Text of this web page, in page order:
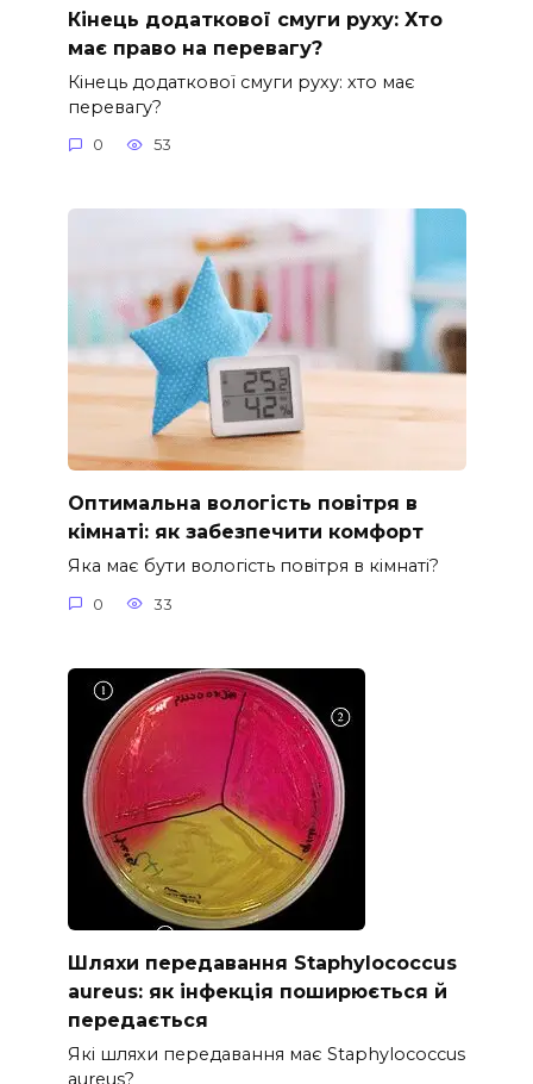
Кінець додаткової смуги руху: Хто
має право на перевагу?
Кінець додаткової смуги руху: хто має
перевагу?
0 53
Оптимальна вологість повітря в
кімнаті: як забезпечити комфорт
Яка має бути вологість повітря в кімнаті?
0 33
Шляхи передавання Staphylococcus
aureus: як інфекція поширюється й
передається
Які шляхи передавання має Staphylococcus
aureus?